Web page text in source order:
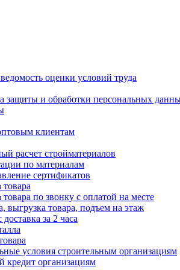
оценки условий труда
защиты и обработки персональных
клиентам
расчет стройматериалов
по материалам
сертификатов
товара
товара по звонку с оплатой на месте
выгрузка товара, подъем на этаж
за 2 часа
условия строительным организациям
кредит организациям